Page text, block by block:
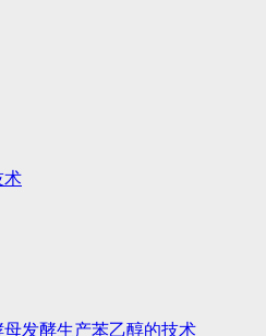
术
发酵生产苯乙醇的技术